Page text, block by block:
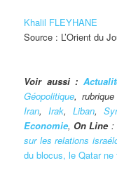
Khalil FLEYHANE
Source : L’Orient du
Voir aussi :
Géopolitique, rubrique
Iran,Irak,Liban,
Economie, On Line :
sur les relations
du blocus, le Qatar